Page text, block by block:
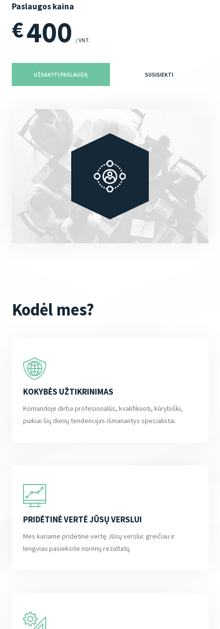
Paslaugos kaina
€400 / VNT.
UŽSAKYTI PASLAUGĄ SUSISIEKTI
Kodėl mes?
KOKYBĖS UŽTIKRINIMAS
Komandoje dirba profesionalūs, kvalifikuoti, kūrybiški,
puikiai šių dienų tendencijas išmanantys specialistai.
PRIDĖTINĖ VERTĖ JŪSŲ VERSLUI
Mes kuriame pridėtinė vertę Jūsų verslui: greičiau ir
lengviau pasieksite norimų rezultatų.